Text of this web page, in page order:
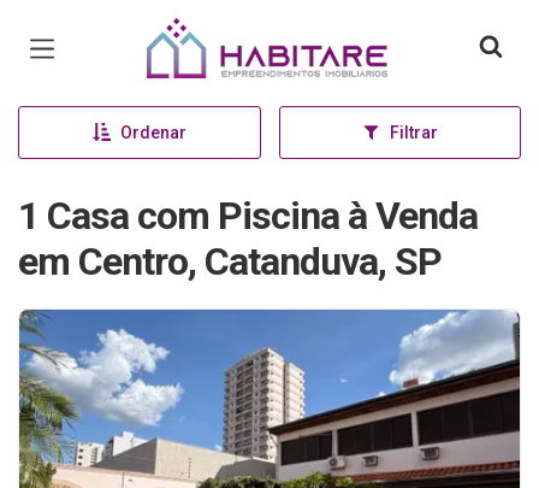
Página inicial
Ordenar Filtrar
1 Casa com Piscina à Venda
em Centro, Catanduva, SP